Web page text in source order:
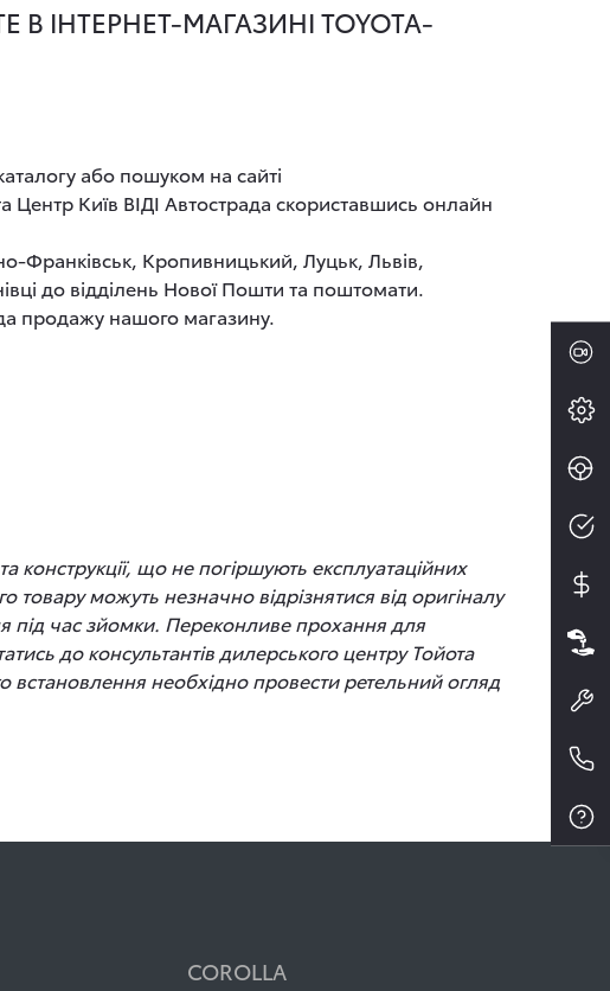
ІНТЕРНЕТ-МАГАЗИНІ TOYOTA-
або пошуком на сайті
Київ ВІДІ Автострада скориставшись онлайн
Франківськ, Кропивницький, Луцьк, Львів,
до відділень Нової Пошти та поштомати.
продажу нашого магазину.
конструкції, що не погіршують експлуатаційних
можуть незначно відрізнятися від оригіналу
під час зйомки. Переконливе прохання для
до консультантів дилерського центру Тойота
необхідно провести ретельний огляд
COROLLA